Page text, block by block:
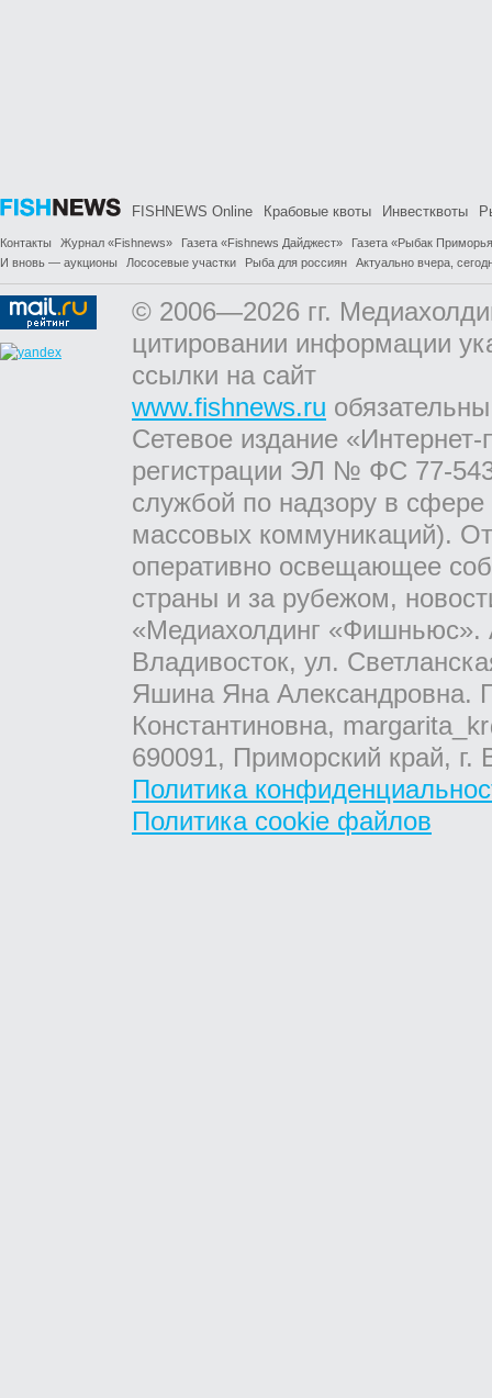
FISHNEWS Online Крабовые квоты Инвестквоты
Контакты Журнал «Fishnews» Газета «Fishnews Дайджест»
Газета «Рыбак
И вновь — аукционы
Лососевые участки Рыба для россиян Актуально вчера,
© 2006—2026 гг.
цитировании информации
ссылки на сайт
www.fishnews.ru
Сетевое издание
регистрации ЭЛ № ФС 77-
службой по надзору в
массовых коммуникаций).
оперативно освещающее
страны и за рубежом,
«Медиахолдинг «Фишньюс».
Владивосток, ул.
Яшина Яна Александровна.
Константиновна,
690091, Приморский край,
Политика
Политика cookie файлов